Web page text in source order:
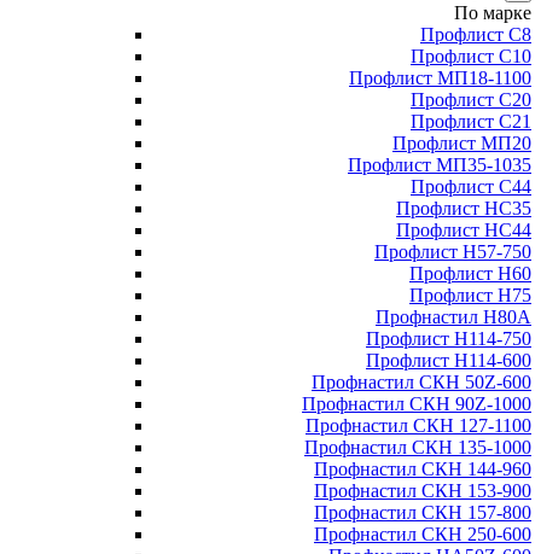
По марке
Профлист С8
Профлист С10
Профлист МП18-1100
Профлист С20
Профлист С21
Профлист МП20
Профлист МП35-1035
Профлист С44
Профлист НС35
Профлист НС44
Профлист Н57-750
Профлист Н60
Профлист Н75
Профнастил Н80А
Профлист Н114-750
Профлист Н114-600
Профнастил СКН 50Z-600
Профнастил СКН 90Z-1000
Профнастил СКН 127-1100
Профнастил СКН 135-1000
Профнастил СКН 144-960
Профнастил СКН 153-900
Профнастил СКН 157-800
Профнастил СКН 250-600